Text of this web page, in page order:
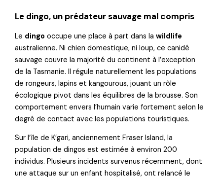
Le dingo, un prédateur sauvage mal compris
Le dingo occupe une place à part dans lawildlife
australienne. Ni chien domestique, ni loup, ce canidé
sauvage couvre la majorité du continent à l’exception
de la Tasmanie. Il régule naturellement les populations
de rongeurs, lapins et kangourous, jouant un rôle
écologique pivot dans les équilibres de la brousse. Son
comportement envers l’humain varie fortement selon le
degré de contact avec les populations touristiques.
Sur l’île de K’gari, anciennement Fraser Island, la
population de dingos est estimée à environ 200
individus. Plusieurs incidents survenus récemment, dont
une attaque sur un enfant hospitalisé, ont relancé le